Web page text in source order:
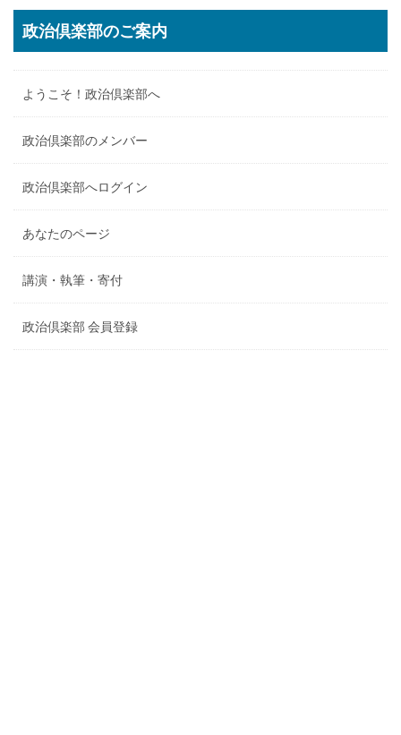
政治倶楽部のご案内
ようこそ！政治倶楽部へ
政治倶楽部のメンバー
政治倶楽部へログイン
あなたのページ
講演・執筆・寄付
政治倶楽部 会員登録